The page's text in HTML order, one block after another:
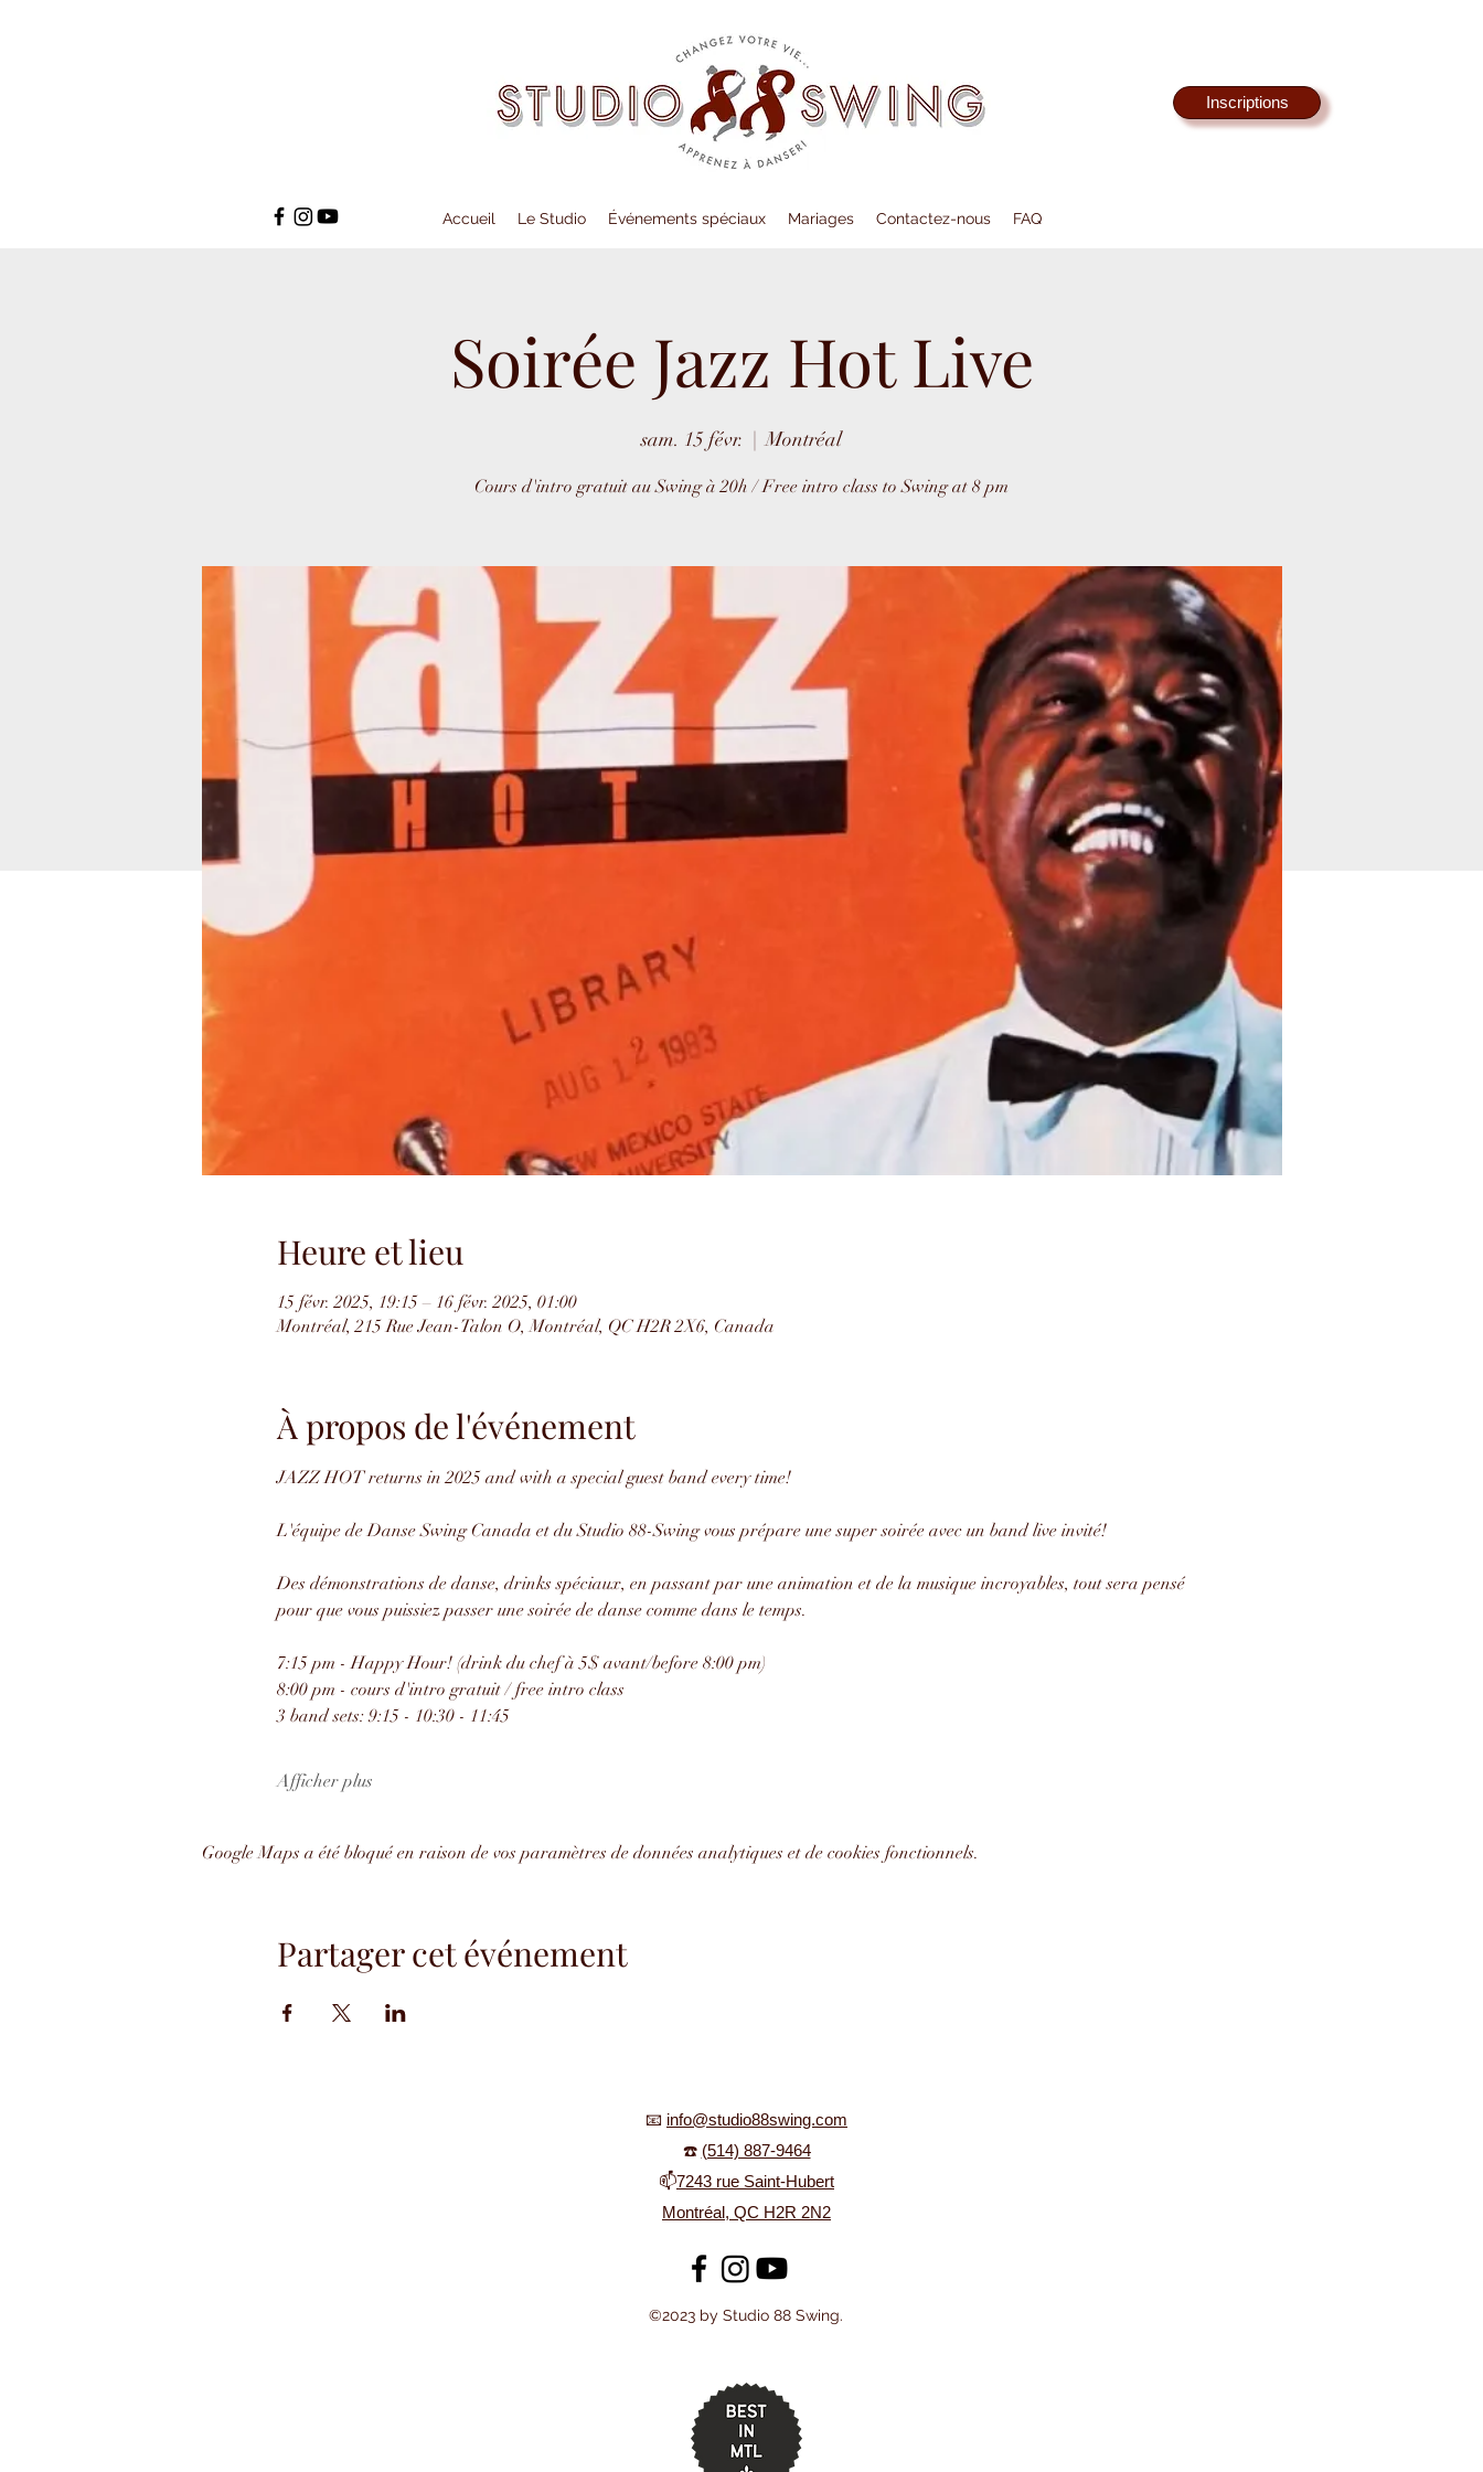
Inscriptions
Accueil Le Studio Événements spéciaux Mariages Contactez-nous FAQ
Soirée Jazz Hot Live
sam. 15 févr.
  |
Montréal
Cours d'intro gratuit au Swing à 20h / Free intro class to Swing at 8 pm
Heure et lieu
15 févr. 2025, 19:15 – 16 févr. 2025, 01:00
Montréal, 215 Rue Jean-Talon O, Montréal, QC H2R 2X6, Canada
À propos de l'événement
JAZZ HOT returns in 2025 and with a special guest band every time!
L'équipe de Danse Swing Canada et du Studio 88-Swing vous prépare une super soirée avec un band live invité!
Des démonstrations de danse, drinks spéciaux, en passant par une animation et de la musique incroyables, tout sera pensé
pour que vous puissiez passer une soirée de danse comme dans le temps.
7:15 pm - Happy Hour! (drink du chef à 5$ avant/before 8:00 pm)
8:00 pm - cours d'intro gratuit / free intro class
3 band sets: 9:15 - 10:30 - 11:45
Afficher plus
Google Maps a été bloqué en raison de vos paramètres de données analytiques et de cookies fonctionnels.
Partager cet événement
📧 info@studio88swing.com
☎️ (514) 887-9464
📫7243 rue Saint-Hubert
Montréal, QC H2R 2N2
©2023 by Studio 88 Swing.